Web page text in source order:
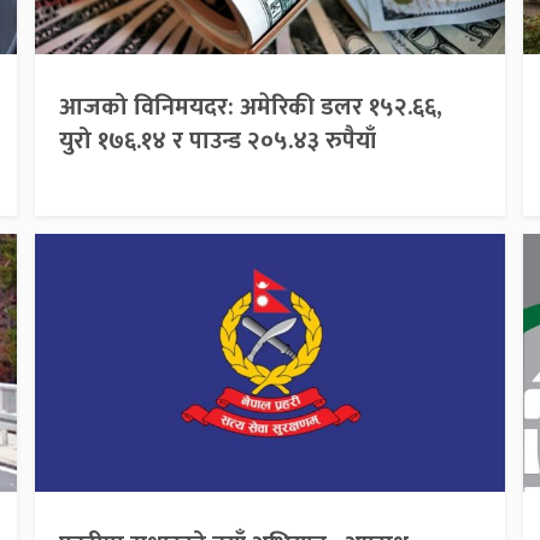
आजको विनिमयदर: अमेरिकी डलर १५२.६६,
युरो १७६.१४ र पाउन्ड २०५.४३ रुपैयाँ